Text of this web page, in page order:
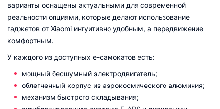
варианты оснащены актуальными для современной
реальности опциями, которые делают использование
гаджетов от Xiaomi интуитивно удобным, а передвижение
комфортным.
У каждого из доступных е-самокатов есть:
мощный бесшумный электродвигатель;
облегченный корпус из аэрокосмического алюминия;
механизм быстрого складывания;